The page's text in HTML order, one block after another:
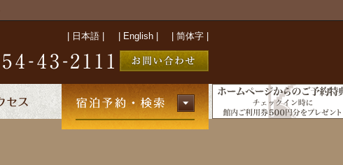
日本語 English| 简体字